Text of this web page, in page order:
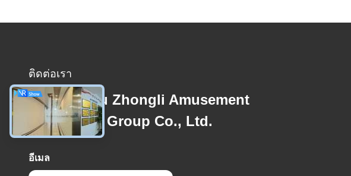
ติดต่อเรา
Guangzhou Zhongli Amusement
Equipment Group Co., Ltd.
อีเมล